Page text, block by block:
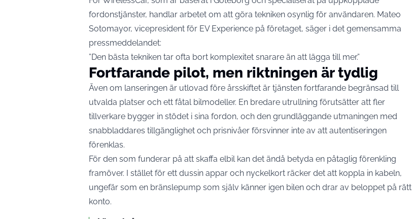
fordonstjänster, handlar arbetet om att göra tekniken osynlig för användaren. Mateo
Sotomayor, vicepresident för EV Experience på företaget, säger i det gemensamma
pressmeddelandet:
”Den bästa tekniken tar ofta bort komplexitet snarare än att lägga till mer.”
Fortfarande pilot, men riktningen är tydlig
Även om lanseringen är utlovad före årsskiftet är tjänsten fortfarande begränsad till
utvalda platser och ett fåtal bilmodeller. En bredare utrullning förutsätter att fler
tillverkare bygger in stödet i sina fordon, och den grundläggande utmaningen med
snabbladdares tillgänglighet och prisnivåer försvinner inte av att autentiseringen
förenklas.
För den som funderar på att skaffa elbil kan det ändå betyda en påtaglig förenkling
framöver. I stället för ett dussin appar och nyckelkort räcker det att koppla in kabeln,
ungefär som en bränslepump som själv känner igen bilen och drar av beloppet på rätt
konto.